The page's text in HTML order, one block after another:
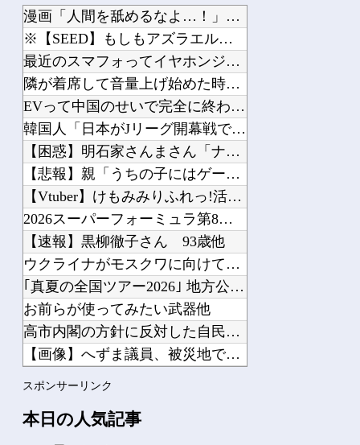
中国人のリウさん、新エネ車で国境越えたら遠隔操作で30時間ロックされる！
K-POPアイドルの約半数が3年後には姿を消す…損益分岐点突破は4％未満
職場の人妻と不倫をして、ついに、、、
【発見】 発達っぽい奴の共通点って『立場を理解できない』だよな
【悲痛】 溺れた11歳息子を助けようと川へ…40歳父親が死亡 息子は母親が救助 ...
イタリア・ナポリ近郊で過去40年で最大規模の地震「M4.7」の揺れを観測
Powered by livedoor 相互RSS
漫画「人間を舐めるなよ…！」←こういう展開好きなんやがｗｗｗ...
※【SEED】もしもアズラエルがMSに乗って戦うタイプの悪役...
最近のスマフォってイヤホンジャック付いてないの?他
隣が着席して音量上げ始めた時は渾身の「マジか…」が出るよね他
EVって中国のせいで完全に終わったよな他
韓国人「日本がJリーグ開幕戦で記録した歴代最多観客数がこちら...
【困惑】明石家さんまさん「ナイターが当たり前になったらつまら...
【悲報】親「うちの子にはゲームは買い与えません。本だけで十分...
【Vtuber】けもみみりふれっ!活動5周年記念♡3D新衣装...
2026スーパーフォーミュラ第8戦「SUGO」決勝結果他
【速報】黒柳徹子さん 93歳他
ウクライナがモスクワに向けて初の弾道ミサイルを発射か？！他
｢真夏の全国ツアー2026｣ 地方公演で披露した夏曲一覧がコ...
お前らが使ってみたい武器他
高市内閣の方針に反対した自民党議員9人のリストが話題に、「岩...
【画像】へずま議員、被災地でめちゃくちゃ働いて老人たちを笑顔...
スポンサーリンク
本日の人気記事